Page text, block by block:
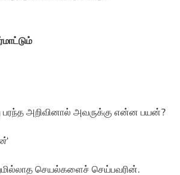
பரந்த அறிவினால் அவருக்கு என்ன பயன்?
‘
செயல்களைச் செய்பவரின்.